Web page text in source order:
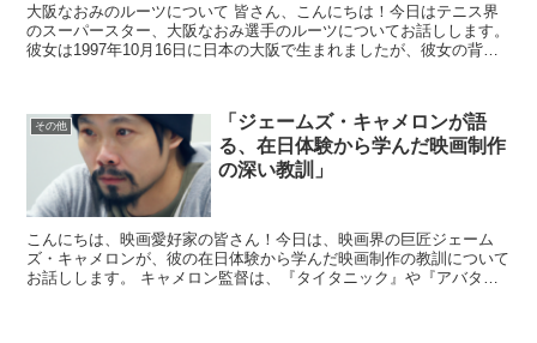
大阪なおみのルーツについて 皆さん、こんにちは！今日はテニス界
のスーパースター、大阪なおみ選手のルーツについてお話しします。
彼女は1997年10月16日に日本の大阪で生まれましたが、彼女の背景
その他
「ジェームズ・キャメロンが語
る、在日体験から学んだ映画制作
の深い教訓」
こんにちは、映画愛好家の皆さん！今日は、映画界の巨匠ジェーム
ズ・キャメロンが、彼の在日体験から学んだ映画制作の教訓について
お話しします。 キャメロン監督は、『タイタニック』や『アバタ